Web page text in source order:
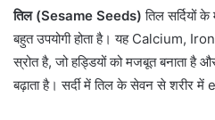
तिल (Sesame Seeds) तिल सर्दियों
बहुत उपयोगी होता है। यह Calcium,
स्रोत है, जो हड्डियों को मजबूत बनाता
बढ़ाता है। सर्दी में तिल के सेवन से शरीर में